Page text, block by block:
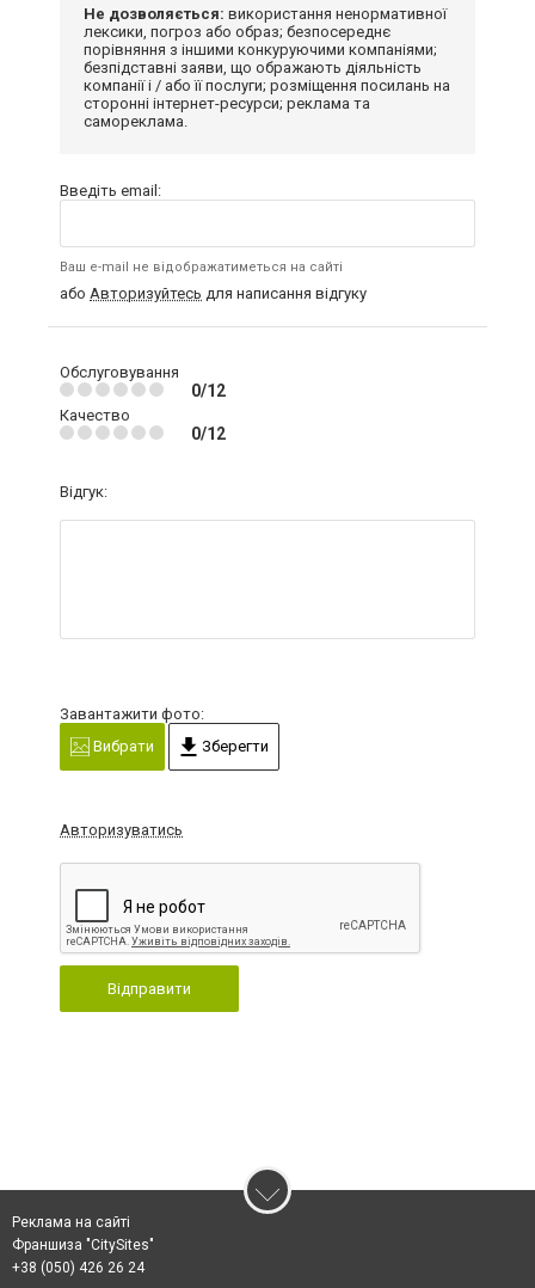
Не дозволяється: використання ненормативної
лексики, погроз або образ; безпосереднє
порівняння з іншими конкуруючими компаніями;
безпідставні заяви, що ображають діяльність
компанії і / або її послуги; розміщення посилань на
сторонні інтернет-ресурси; реклама та
самореклама.
Введіть email:
Ваш e-mail не відображатиметься на сайті
або Авторизуйтесь для написання відгуку
Обслуговування
0/12
Качество
0/12
Відгук:
Завантажити фото:
Вибрати
Зберегти
Авторизуватись
Відправити
Реклама на сайті
Франшиза "CitySites"
+38 (050) 426 26 24